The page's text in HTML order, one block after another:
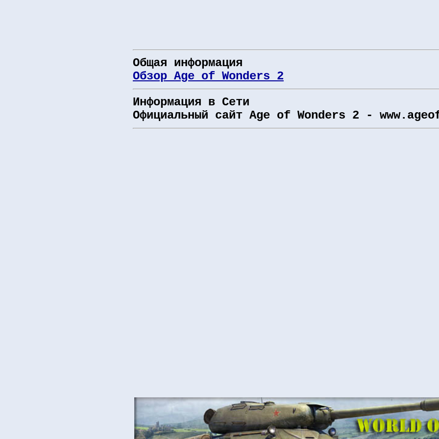
Общая информация
Обзор Age of Wonders 2
Информация в Сети
Официальный сайт Age of Wonders 2 -